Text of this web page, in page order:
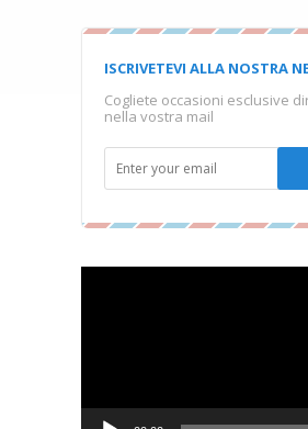
ISCRIVETEVI ALLA NOSTRA
Cogliete occasioni esclusive
nella vostra mail